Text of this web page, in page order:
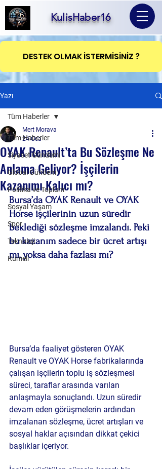
KulisHaber16
DESTEK OLMAK İSTERMİSİNİZ ?
Yazı
Tüm Haberler
Siyaset Gündemi
Global Gündem
Politika ve Toplum
Sosyal Yaşam
Spor
Teknoloji
Rumeli
Tüm Haberler
OYAK Renault’ta Bu Sözleşme Ne
Anlama Geliyor? İşçilerin
Kazanımı Kalıcı mı?
Mert Morava
24 Oca
Bursa’da OYAK Renault ve OYAK
Horse işçilerinin uzun süredir
beklediği sözleşme imzalandı. Peki
bu kazanım sadece bir ücret artışı
mı, yoksa daha fazlası mı?
Bursa’da faaliyet gösteren OYAK
Renault ve OYAK Horse fabrikalarında
çalışan işçilerin toplu iş sözleşmesi
süreci, taraflar arasında varılan
anlaşmayla sonuçlandı. Uzun süredir
devam eden görüşmelerin ardından
imzalanan sözleşme, ücret artışları ve
sosyal haklar açısından dikkat çekici
başlıklar içeriyor.